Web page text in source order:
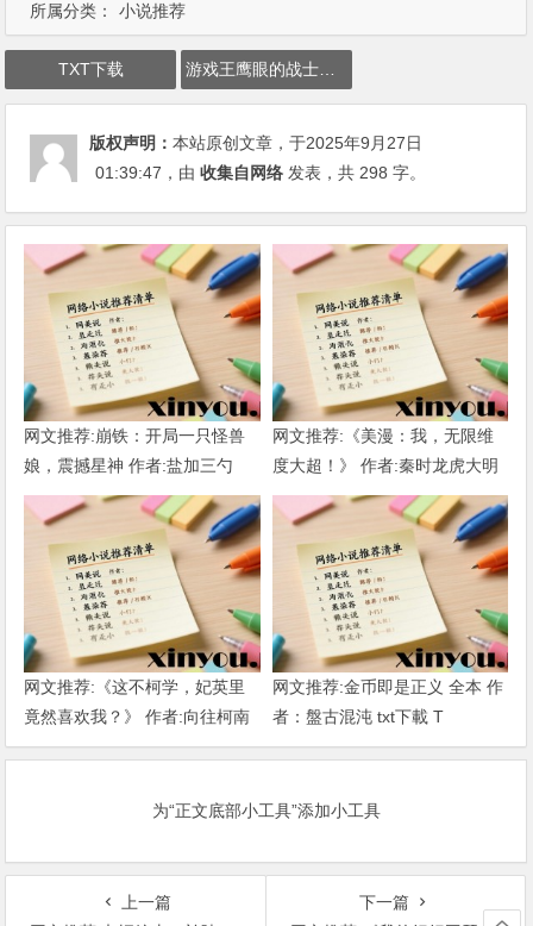
所属分类： 小说推荐
TXT下载 游戏王鹰眼的战士下载
版权声明：本站原创文章，于2025年9月27日
01:39:47 ，由收集自网络 发表，共 298 字。
网文推荐:崩铁：开局一只怪兽
娘，震撼星神 作者:盐加三勺
（1-218）TXT下载
网文推荐:《美漫：我，无限维
度大超！》 作者:秦时龙虎大明
1-802章 TXT下载
网文推荐:《这不柯学，妃英里
竟然喜欢我？》 作者:向往柯南
1-189章 TXT下载
网文推荐:金币即是正义 全本 作
者：盤古混沌 txt下載 T
为“正文底部小工具”添加小工具
上一篇
下一篇